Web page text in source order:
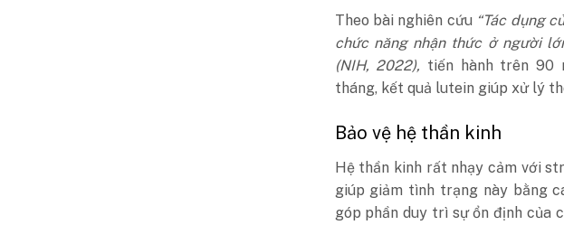
Theo bài nghiên cứu “Tác dụng
chức năng nhận thức ở người
(NIH, 2022), tiến hành trên 90
tháng, kết quả lutein giúp xử lý
Bảo vệ hệ thần kinh
Hệ thần kinh rất nhạy cảm với
giúp giảm tình trạng này bằng
góp phần duy trì sự ổn định của